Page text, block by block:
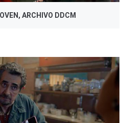
ARCHIVO DDCM